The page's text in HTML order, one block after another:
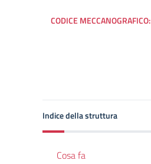
CODICE MECCANOGRAFICO:
Indice della struttura
Cosa fa